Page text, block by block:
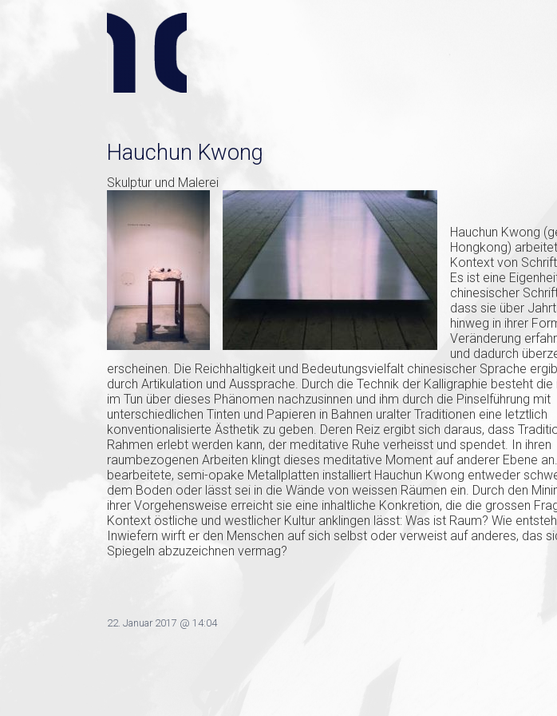
Hauchun Kwong
Skulptur und Malerei
Hauchun Kwong
Hongkong)
Kontext von
Es ist eine
chinesischer
dass sie über
hinweg in ihrer
Veränderung
und dadurch
erscheinen. Die Reichhaltigkeit und Bedeutungsvielfalt chinesischer Sprache
durch Artikulation und Aussprache. Durch die Technik der Kalligraphie besteht
im Tun über dieses Phänomen nachzusinnen und ihm durch die Pinselführung mit
unterschiedlichen Tinten und Papieren in Bahnen uralter Traditionen eine letztlich
konventionalisierte Ästhetik zu geben. Deren Reiz ergibt sich daraus, dass
Rahmen erlebt werden kann, der meditative Ruhe verheisst und spendet. In ihren
raumbezogenen Arbeiten klingt dieses meditative Moment auf anderer Ebene
bearbeitete, semi-opake Metallplatten installiert Hauchun Kwong entweder
dem Boden oder lässt sei in die Wände von weissen Räumen ein. Durch den
ihrer Vorgehensweise erreicht sie eine inhaltliche Konkretion, die die grossen
Kontext östliche und westlicher Kultur anklingen lässt: Was ist Raum? Wie
Inwiefern wirft er den Menschen auf sich selbst oder verweist auf anderes, das
Spiegeln abzuzeichnen vermag?
22. Januar 2017 @ 14:04